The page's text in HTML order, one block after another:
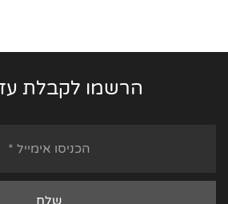
הרשמו לקבלת